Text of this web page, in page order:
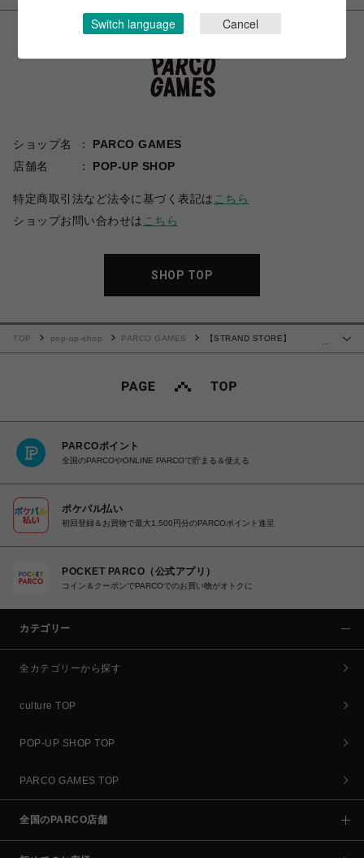
ショップ名
PARCO GAMES
店舗名
POP-UP SHOP
特定商取引法など法令に基づく表記は こちら
ショップお問い合わせは こちら
SHOP TOP
…
TOP pop-up-shop PARCO GAMES
【STRAND STORE】
PARCOポイント
全国のPARCOやONLINE PARCOで貯まる＆使える
ポケパル払い
初回登録＆お買物で最大1,500円分のPARCOポイント進呈
POCKET PARCO（公式アプリ）
コイン＆クーポンでPARCOでのお買い物がオトクに
カテゴリー
全カテゴリーから探す
culture TOP
POP-UP SHOP TOP
PARCO GAMES TOP
全国のPARCO店舗
Switch language Cancel